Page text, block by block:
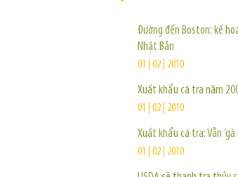
Đường đến Boston: kế
Nhật Bản
01 | 02 | 2010
Xuất khẩu cá tra năm
01 | 02 | 2010
Xuất khẩu cá tra: Vẫn ’gà
01 | 02 | 2010